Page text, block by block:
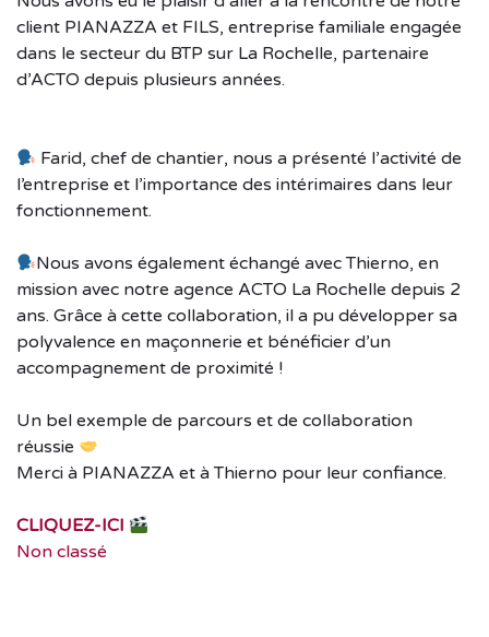
client PIANAZZA et FILS, entreprise familiale engagée
dans le secteur du BTP sur La Rochelle, partenaire
d’ACTO depuis plusieurs années.
Farid, chef de chantier, nous a présenté l’activité de
l’entreprise et l’importance des intérimaires dans leur
fonctionnement.
Nous avons également échangé avec Thierno, en
mission avec notre agence ACTO La Rochelle depuis 2
ans. Grâce à cette collaboration, il a pu développer sa
polyvalence en maçonnerie et bénéficier d’un
accompagnement de proximité !
Un bel exemple de parcours et de collaboration
réussie
Merci à PIANAZZA et à Thierno pour leur confiance.
CLIQUEZ-ICI
Non classé